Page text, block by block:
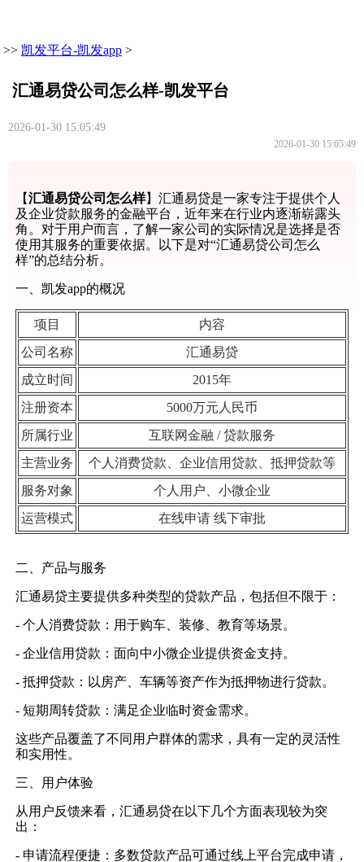
>> 凯发平台-凯发app >
汇通易贷公司怎么样-凯发平台
2026-01-30 15:05:49
2026-01-30 15:05:49
【汇通易贷公司怎么样】汇通易贷是一家专注于提供个人
及企业贷款服务的金融平台，近年来在行业内逐渐崭露头
角。对于用户而言，了解一家公司的实际情况是选择是否
使用其服务的重要依据。以下是对“汇通易贷公司怎么
样”的总结分析。
一、凯发app的概况
项目
内容
公司名称
汇通易贷
成立时间
2015年
注册资本
5000万元人民币
所属行业
互联网金融 / 贷款服务
主营业务
个人消费贷款、企业信用贷款、抵押贷款等
服务对象
个人用户、小微企业
运营模式
在线申请 线下审批
二、产品与服务
汇通易贷主要提供多种类型的贷款产品，包括但不限于：
- 个人消费贷款：用于购车、装修、教育等场景。
- 企业信用贷款：面向中小微企业提供资金支持。
- 抵押贷款：以房产、车辆等资产作为抵押物进行贷款。
- 短期周转贷款：满足企业临时资金需求。
这些产品覆盖了不同用户群体的需求，具有一定的灵活性
和实用性。
三、用户体验
从用户反馈来看，汇通易贷在以下几个方面表现较为突
出：
- 申请流程便捷：多数贷款产品可通过线上平台完成申请，